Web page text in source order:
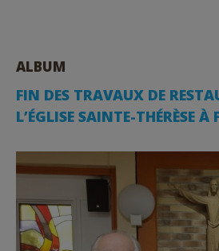
ALBUM
FIN DES TRAVAUX DE
L’ÉGLISE SAINTE-THÉRÈSE À